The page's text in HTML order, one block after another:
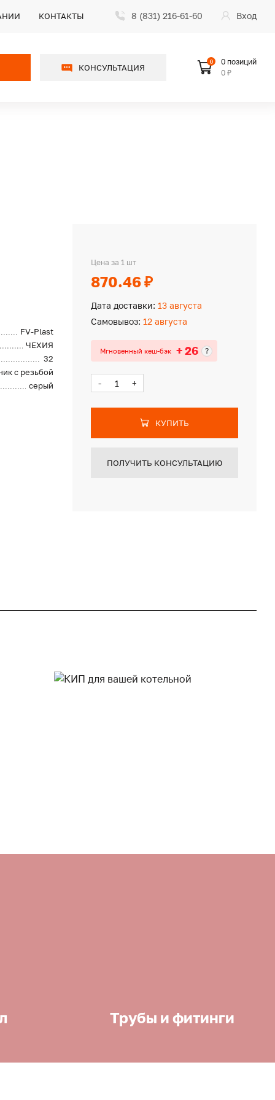
КОНТАКТЫ 8 (831) 216-61-60 Вход
КОНСУЛЬТАЦИЯ
0
0 позиций
0 ₽
FV-Plast
ЧЕХИЯ
32
с резьбой
серый
Цена за 1 шт
870.46 ₽
Дата доставки: 13 августа
Самовывоз: 12 августа
Мгновенный кеш-бэк + 26 ?
- +
КУПИТЬ
ПОЛУЧИТЬ КОНСУЛЬТАЦИЮ
Трубы и фитинги